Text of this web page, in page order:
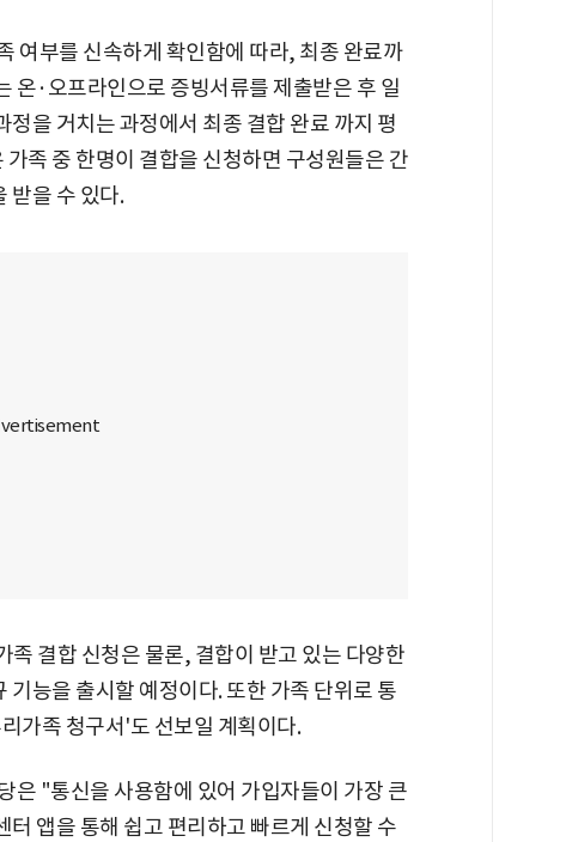
여부를 신속하게 확인함에 따라, 최종 완료까
온·오프라인으로 증빙서류를 제출받은 후 일
을 거치는 과정에서 최종 결합 완료 까지 평
족 중 한명이 결합을 신청하면 구성원들은 간
받을 수 있다.
족 결합 신청은 물론, 결합이 받고 있는 다양한
능을 출시할 예정이다. 또한 가족 단위로 통
가족 청구서'도 선보일 계획이다.
은 "통신을 사용함에 있어 가입자들이 가장 큰
앱을 통해 쉽고 편리하고 빠르게 신청할 수